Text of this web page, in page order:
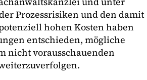
Prozessrisiken und den damit
hohen Kosten haben
entschieden, mögliche
nicht vorausschauenden